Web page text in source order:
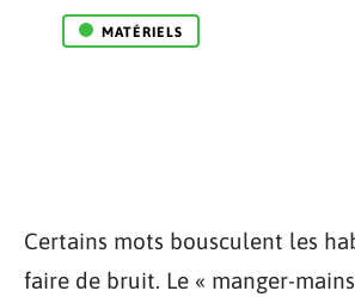
MATÉRIELS
Certains mots bousculent les
faire de bruit. Le « manger-